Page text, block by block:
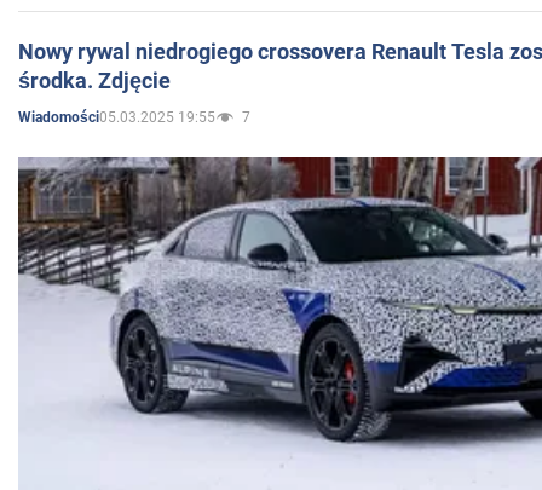
Nowy rywal niedrogiego crossovera Renault Tesla
środka. Zdjęcie
Wiadomości05.03.2025 19:55 7